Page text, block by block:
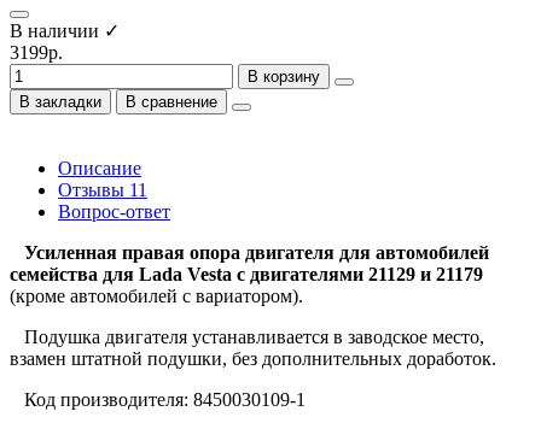
В наличии ✓
3199р.
В корзину
В закладки
В сравнение
Описание
Отзывы 11
Вопрос-ответ
Усиленная правая опора двигателя для автомобилей
семейства для Lada Vesta с двигателями 21129 и 21179
(кроме автомобилей с вариатором).
Подушка двигателя устанавливается в заводское место,
взамен штатной подушки, без дополнительных доработок.
Код производителя: 8450030109-1